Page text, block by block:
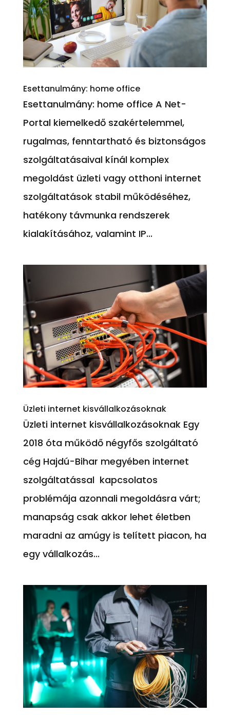
Esettanulmány: home office
Esettanulmány: home office A Net-
Portal kiemelkedő szakértelemmel,
rugalmas, fenntartható és biztonságos
szolgáltatásaival kínál komplex
megoldást üzleti vagy otthoni internet
szolgáltatások stabil működéséhez,
hatékony távmunka rendszerek
kialakításához, valamint IP...
Üzleti internet kisvállalkozásoknak
Üzleti internet kisvállalkozásoknak Egy
2018 óta működő négyfős szolgáltató
cég Hajdú-Bihar megyében internet
szolgáltatással kapcsolatos
problémája azonnali megoldásra várt;
manapság csak akkor lehet életben
maradni az amúgy is telített piacon, ha
egy vállalkozás...